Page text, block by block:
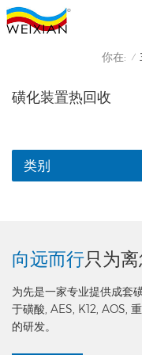
你在: /
磺化装置热回收
类别
向远而行只为
为先是一家专业提供成套
于磺酸, AES, K12, AOS,
的研发。